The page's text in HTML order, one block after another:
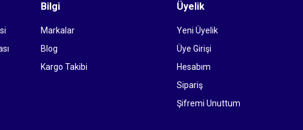
Bilgi
Markalar
Blog
Kargo Takibi
Üyelik
Yeni Üyelik
Üye Girişi
Hesabım
Sipariş
Şifremi Unuttum